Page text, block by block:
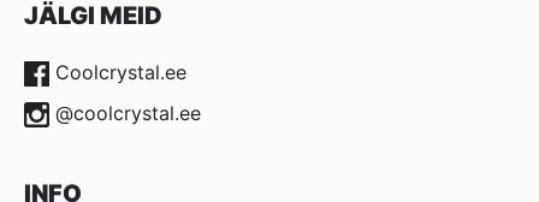
JÄLGI MEID
Coolcrystal.ee
@coolcrystal.ee
INFO